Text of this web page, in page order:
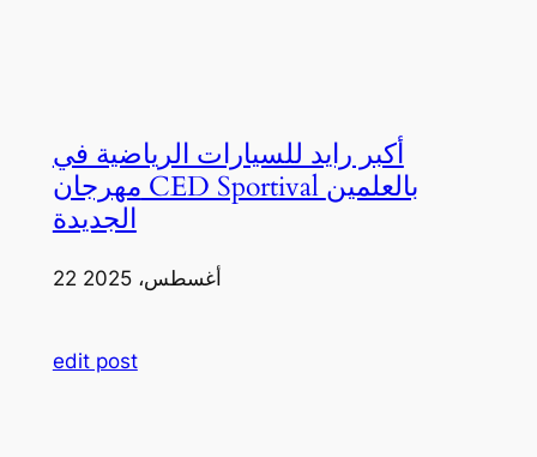
أكبر رايد للسيارات الرياضية في
مهرجان CED Sportival بالعلمين
الجديدة
22 أغسطس، 2025
edit post